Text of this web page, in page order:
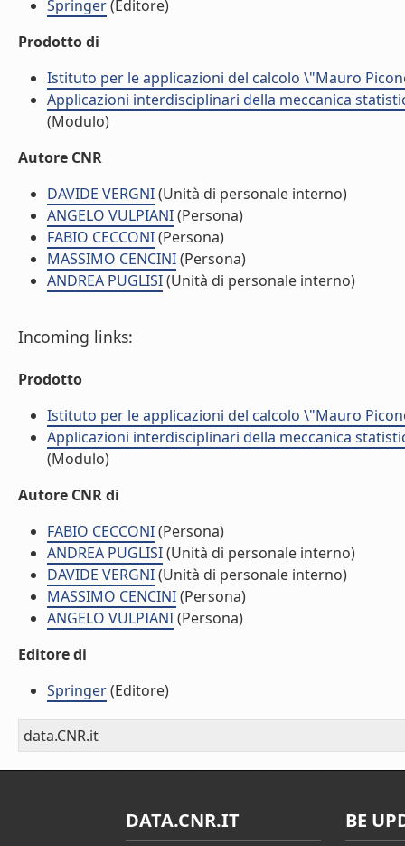
Springer(Editore)
Prodotto di
Istituto per le applicazioni del calcolo \"Mauro
Applicazioni interdisciplinari della meccanica
(Modulo)
Autore CNR
DAVIDE VERGNI(Unità di personale interno)
ANGELO VULPIANI(Persona)
FABIO CECCONI(Persona)
MASSIMO CENCINI(Persona)
ANDREA PUGLISI(Unità di personale interno)
Incoming links:
Prodotto
Istituto per le applicazioni del calcolo \"Mauro
Applicazioni interdisciplinari della meccanica
(Modulo)
Autore CNR di
FABIO CECCONI(Persona)
ANDREA PUGLISI(Unità di personale interno)
DAVIDE VERGNI(Unità di personale interno)
MASSIMO CENCINI(Persona)
ANGELO VULPIANI(Persona)
Editore di
Springer(Editore)
data.CNR.it
DATA.CNR.IT BE